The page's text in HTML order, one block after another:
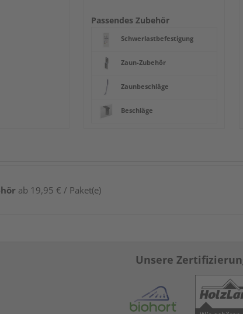
Passendes Zubehör
Schwerlastbefestigung
Zaun-Zubehör
Zaunbeschläge
Beschläge
ab 19,95 € / Paket(e)
Unsere